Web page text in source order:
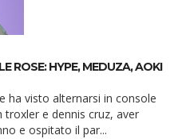
ROSE: HYPE, MEDUZA, AOKI
ha visto alternarsi in console
e dennis cruz, aver
e ospitato il par...